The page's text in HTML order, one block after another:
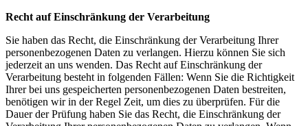
Recht auf Einschränkung der Verarbeitung
Sie haben das Recht, die Einschränkung der Verarbeitung Ihrer
personenbezogenen Daten zu verlangen. Hierzu können Sie sich
jederzeit an uns wenden. Das Recht auf Einschränkung der
Verarbeitung besteht in folgenden Fällen: Wenn Sie die Richtigkeit
Ihrer bei uns gespeicherten personenbezogenen Daten bestreiten,
benötigen wir in der Regel Zeit, um dies zu überprüfen. Für die
Dauer der Prüfung haben Sie das Recht, die Einschränkung der